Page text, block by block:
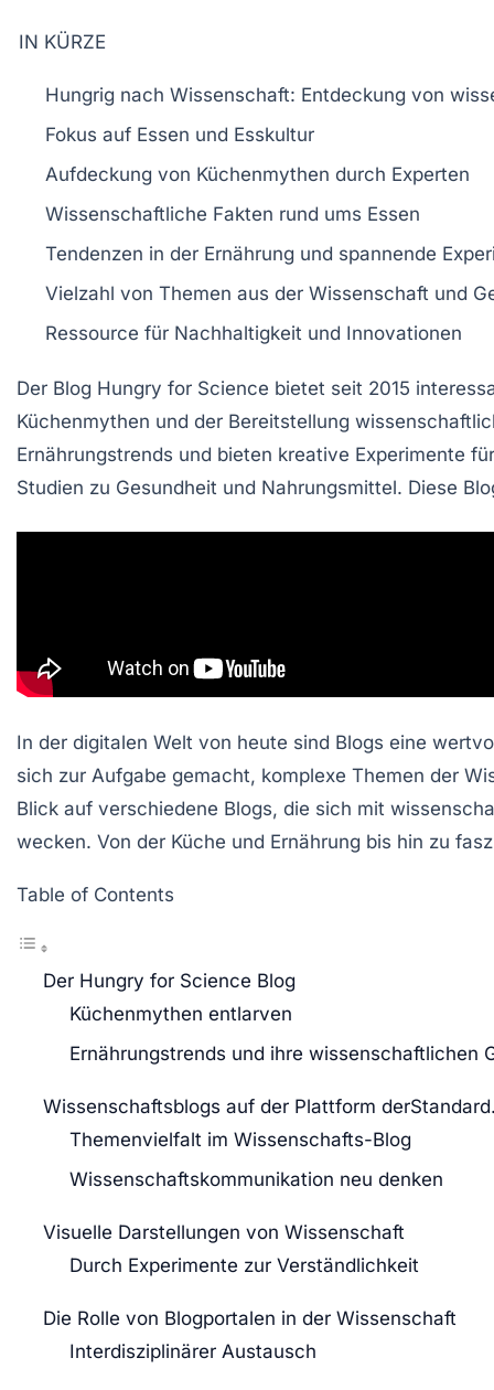
IN KÜRZE
Hungrig nach Wissenschaft: Entdeckung von
Fokus auf Essen und Esskultur
Aufdeckung von Küchenmythen durch Experten
Wissenschaftliche Fakten rund ums Essen
Tendenzen in der Ernährung und spannende
Vielzahl von Themen aus der Wissenschaft und
Ressource für Nachhaltigkeit und Innovationen
Der Blog Hungry for Science bietet seit 2015
Küchenmythen und der Bereitstellung
Ernährungstrends und bieten kreative Experimente
Studien zu Gesundheit und Nahrungsmittel. Diese
In der digitalen Welt von heute sind Blogs eine
sich zur Aufgabe gemacht, komplexe Themen der
Blick auf verschiedene Blogs, die sich mit
wecken. Von der Küche und Ernährung bis hin zu
Table of Contents
Der Hungry for Science Blog
Küchenmythen entlarven
Ernährungstrends und ihre wissenschaftlichen
Wissenschaftsblogs auf der Plattform
Themenvielfalt im Wissenschafts-Blog
Wissenschaftskommunikation neu denken
Visuelle Darstellungen von Wissenschaft
Durch Experimente zur Verständlichkeit
Die Rolle von Blogportalen in der Wissenschaft
Interdisziplinärer Austausch